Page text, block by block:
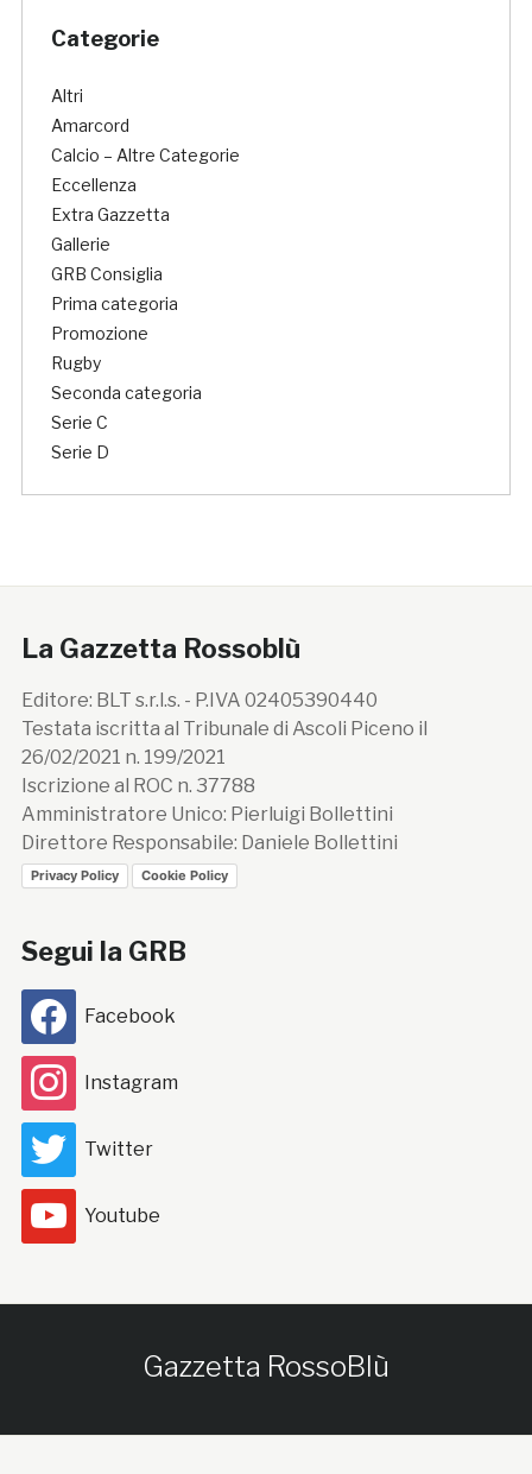
Categorie
Altri
Amarcord
Calcio – Altre Categorie
Eccellenza
Extra Gazzetta
Gallerie
GRB Consiglia
Prima categoria
Promozione
Rugby
Seconda categoria
Serie C
Serie D
La Gazzetta Rossoblù
Editore: BLT s.r.l.s. - P.IVA 02405390440
Testata iscritta al Tribunale di Ascoli Piceno il
26/02/2021 n. 199/2021
Iscrizione al ROC n. 37788
Amministratore Unico: Pierluigi Bollettini
Direttore Responsabile: Daniele Bollettini
Privacy Policy Cookie Policy
Segui la GRB
Facebook
Instagram
Twitter
Youtube
Gazzetta RossoBlù